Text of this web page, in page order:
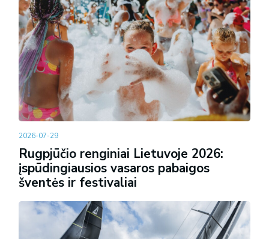
2026-07-29
Rugpjūčio renginiai Lietuvoje 2026:
įspūdingiausios vasaros pabaigos
šventės ir festivaliai